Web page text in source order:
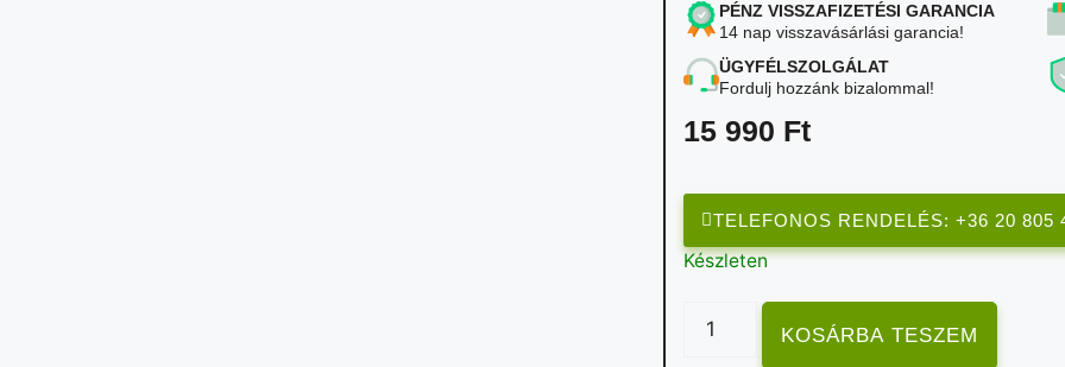
PÉNZ VISSZAFIZETÉSI GARANCIA
14 nap visszavásárlási garancia!
ÜGYFÉLSZOLGÁLAT
Fordulj hozzánk bizalommal!
15 990 Ft
TELEFONOS RENDELÉS: +36 20 805
Készleten
KOSÁRBA TESZEM